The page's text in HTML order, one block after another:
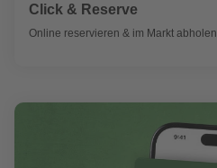
Click & Reserve
Online reservieren & im Markt abholen